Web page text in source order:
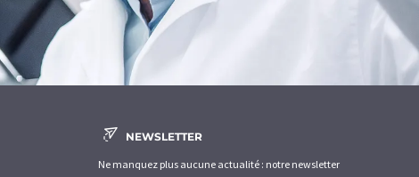
NEWSLETTER
Ne manquez plus aucune actualité : notre newsletter